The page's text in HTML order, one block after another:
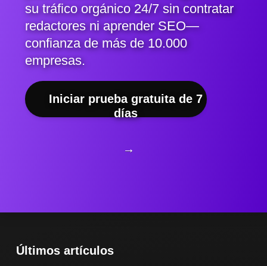
su tráfico orgánico 24/7 sin contratar
redactores ni aprender SEO—
confianza de más de 10.000
empresas.
Iniciar prueba gratuita de 7
días
→
Últimos artículos